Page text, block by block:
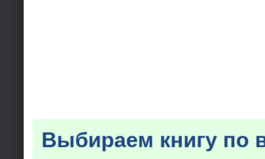
Выбираем книгу по